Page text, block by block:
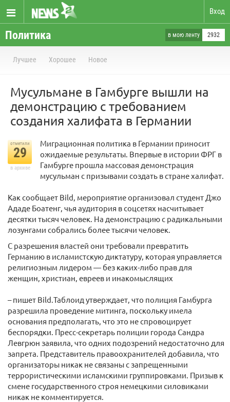
Вход
Политика в мою ленту 2932
Лучшее Хорошее Новое
Мусульмане в Гамбурге вышли на
демонстрацию с требованием
создания халифата в Германии
отметили
29
в архиве
Миграционная политика в Германии приносит
ожидаемые результаты. Впервые в истории ФРГ в
Гамбурге прошла массовая демонстрация
мусульман с призывами создать в стране халифат.
Как сообщает Bild, мероприятие организовал студент Джо
Ададе Боатенг, чья аудитория в соцсетях насчитывает
десятки тысяч человек. На демонстрацию с радикальными
лозунгами собрались более тысячи человек.
С разрешения властей они требовали превратить
Германию в исламистскую диктатуру, которая управляется
религиозным лидером — без каких-либо прав для
женщин, христиан, евреев и инакомыслящих
– пишет Bild.Таблоид утверждает, что полиция Гамбурга
разрешила проведение митинга, поскольку имела
основания предполагать, что это не спровоцирует
беспорядки. Пресс-секретарь полиции города Сандра
Левгрюн заявила, что одних подозрений недостаточно для
запрета. Представитель правоохранителей добавила, что
организаторы никак не связаны с запрещенными
террористическими исламскими группировками. Призыв к
смене государственного строя немецкими силовиками
никак не комментируется.